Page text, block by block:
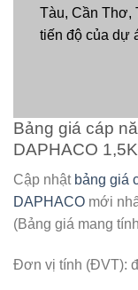
Tàu, Cần Thơ,
tiến độ của dự
Bảng giá cáp
DAPHACO
Cập nhật bảng giá
DAPHACO mới
(Bảng giá mang
Đơn vị tính (ĐVT):